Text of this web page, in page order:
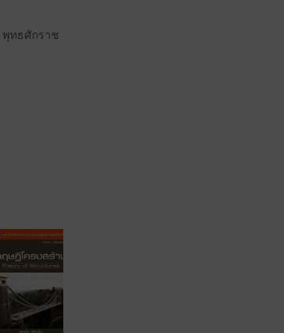
พุทธศักราช